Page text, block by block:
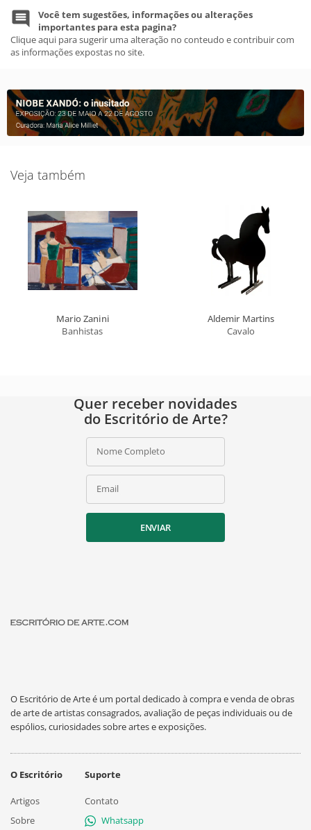
Você tem sugestões, informações ou alterações
importantes para esta pagina?
Clique aqui para sugerir uma alteração no conteudo e contribuir com
as informações expostas no site.
Veja também
Mario Zanini
Banhistas
Aldemir Martins
Cavalo
Quer receber novidades
do Escritório de Arte?
Nome Completo
Email
ENVIAR
O Escritório de Arte é um portal dedicado à compra e venda de obras
de arte de artistas consagrados, avaliação de peças individuais ou de
espólios, curiosidades sobre artes e exposições.
O Escritório
Artigos
Sobre
Suporte
Contato
Whatsapp